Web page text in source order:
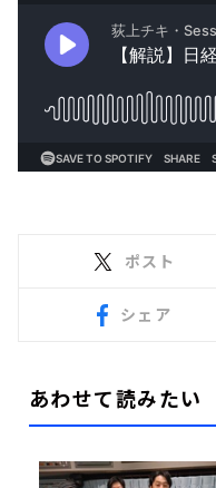
ポスト
シェア
あわせて読みたい